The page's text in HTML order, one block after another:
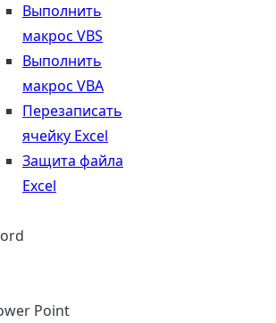
Выполнить
макрос VBS
Выполнить
макрос VBA
Перезаписать
ячейку Excel
Защита файла
Excel
Point